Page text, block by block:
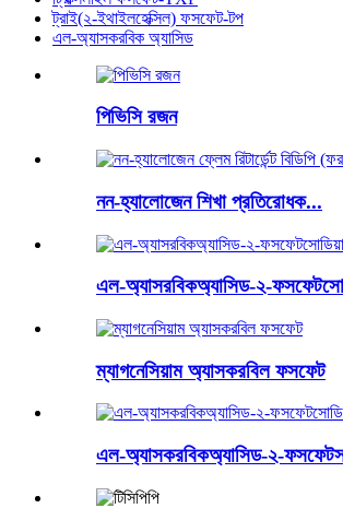
ট্রাই(২-ইথাইলহেক্সিল) ফসফেট-টপ
এল-অ্যাসকরবিক অ্যাসিড
পিভিসি রজন
নন-হ্যালোজেন শিখা প্রতিরোধক...
এল-অ্যাসরবিকঅ্যাসিড-২-
ম্যাগনেসিয়াম অ্যাসকরবিল ফসফেট
এল-অ্যাসকরবিকঅ্যাসিড-২-